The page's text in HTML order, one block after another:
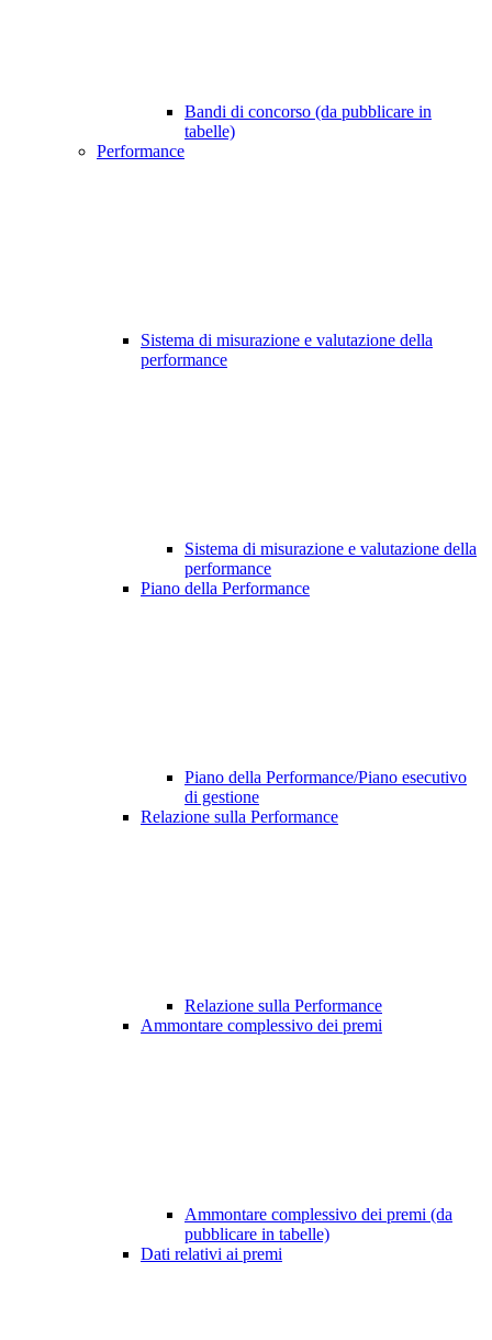
Bandi di concorso (da pubblicare in
tabelle)
Performance
Sistema di misurazione e valutazione della
performance
Sistema di misurazione e valutazione della
performance
Piano della Performance
Piano della Performance/Piano esecutivo
di gestione
Relazione sulla Performance
Relazione sulla Performance
Ammontare complessivo dei premi
Ammontare complessivo dei premi (da
pubblicare in tabelle)
Dati relativi ai premi